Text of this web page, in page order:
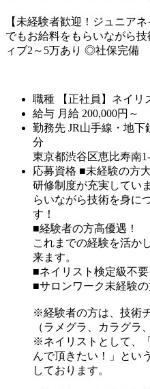
【未経験者歓迎！ジュニア
でもお給料をもらいながら
ィブ2～5万あり ◎社保完備
職種
【正社員】ネイリ
給与 月給 200,000円～
勤務先 JR山手線・地下
分
東京都渋谷区恵比寿南
応募資格 ■未経験の方
研修制度が充実してい
らいながら技術を身に
す！
■経験者の方高優遇！
これまでの経験を活か
来ます。
■ネイリスト検定級不要
■サロンワーク未経験の
※経験者の方は、技術
（ラメグラ、カラグラ
※ネイリストとして、
んで頂きたい！」とい
しております。